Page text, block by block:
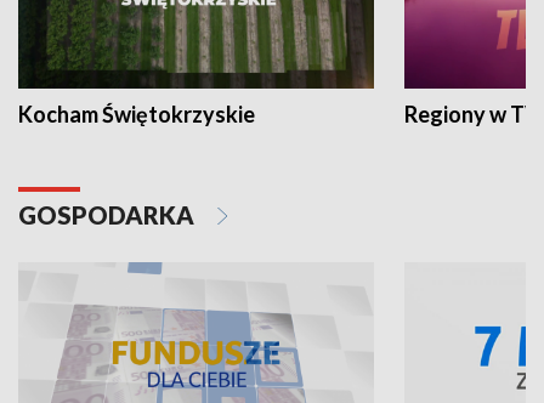
Kocham Świętokrzyskie Regiony w
GOSPODARKA